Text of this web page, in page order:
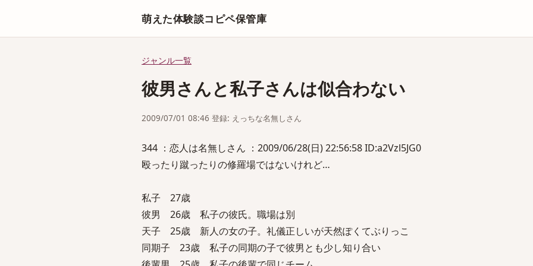
萌えた体験談コピペ保管庫
ジャンル一覧
彼男さんと私子さんは似合わない
2009/07/01 08:46 登録: えっちな名無しさん
344 ：恋人は名無しさん ：2009/06/28(日) 22:56:58 ID:a2Vzl5JG0
殴ったり蹴ったりの修羅場ではないけれど…
私子 27歳
彼男 26歳 私子の彼氏。職場は別
天子 25歳 新人の女の子。礼儀正しいが天然ぽくてぶりっこ
同期子 23歳 私子の同期の子で彼男とも少し知り合い